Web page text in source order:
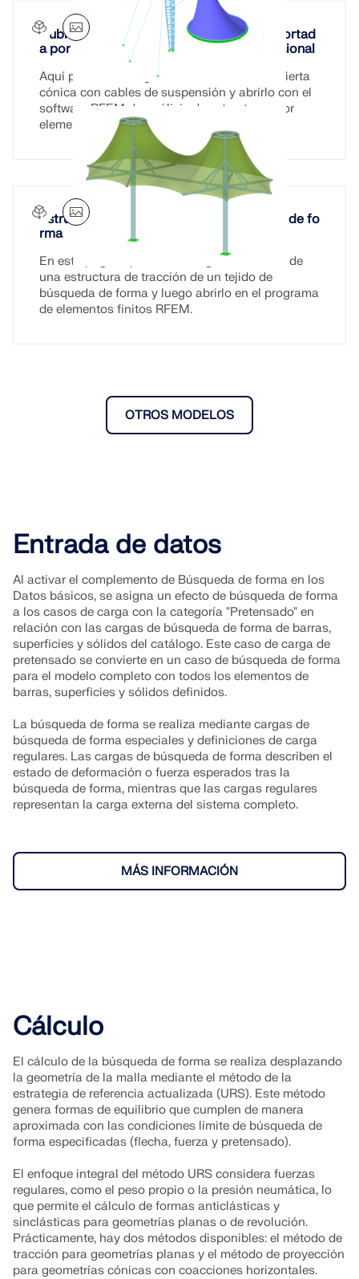
Cubierta cónica asimétrica inclinada soportad
a por cables y mástil de celosía tridimensional
Aquí puede descargar el modelo de una cubierta
cónica con cables de suspensión y abrirlo con el
software RFEM de análisis de estructuras por
elementos finitos.
Estructura tensada de tela con búsqueda de fo
rma
En esta página, puede descargar un modelo de
una estructura de tracción de un tejido de
búsqueda de forma y luego abrirlo en el programa
de elementos finitos RFEM.
OTROS MODELOS
Entrada de datos
Al activar el complemento de Búsqueda de forma en los
Datos básicos, se asigna un efecto de búsqueda de forma
a los casos de carga con la categoría "Pretensado" en
relación con las cargas de búsqueda de forma de barras,
superficies y sólidos del catálogo. Este caso de carga de
pretensado se convierte en un caso de búsqueda de forma
para el modelo completo con todos los elementos de
barras, superficies y sólidos definidos.
La búsqueda de forma se realiza mediante cargas de
búsqueda de forma especiales y definiciones de carga
regulares. Las cargas de búsqueda de forma describen el
estado de deformación o fuerza esperados tras la
búsqueda de forma, mientras que las cargas regulares
representan la carga externa del sistema completo.
MÁS INFORMACIÓN
Cálculo
El cálculo de la búsqueda de forma se realiza desplazando
la geometría de la malla mediante el método de la
estrategia de referencia actualizada (URS). Este método
genera formas de equilibrio que cumplen de manera
aproximada con las condiciones límite de búsqueda de
forma especificadas (flecha, fuerza y pretensado).
El enfoque integral del método URS considera fuerzas
regulares, como el peso propio o la presión neumática, lo
que permite el cálculo de formas anticlásticas y
sinclásticas para geometrías planas o de revolución.
Prácticamente, hay dos métodos disponibles: el método de
tracción para geometrías planas y el método de proyección
para geometrías cónicas con coacciones horizontales.